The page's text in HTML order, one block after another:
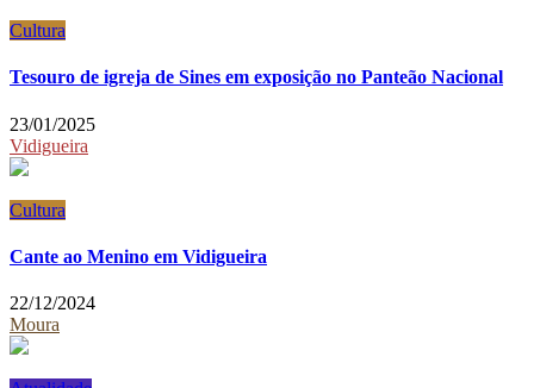
Cultura
Tesouro de igreja de Sines em exposição no Panteão Nacional
23/01/2025
Vidigueira
Cultura
Cante ao Menino em Vidigueira
22/12/2024
Moura